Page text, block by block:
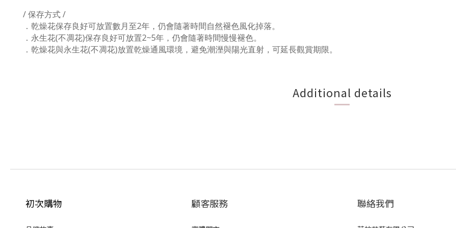
/ 保存方式 /
．乾燥花保存良好可放置數月至2年，仍會隨著時間自然褪色風化掉落。
．永生花(不凋花)保存良好可放置2~5年，仍會隨著時間慢慢褪色。
．乾燥花與永生花(不凋花)放置乾燥通風環境，避免潮溼與陽光直射，可延長觀賞期限。
Additional details
初次購物 顧客服務 聯絡我們